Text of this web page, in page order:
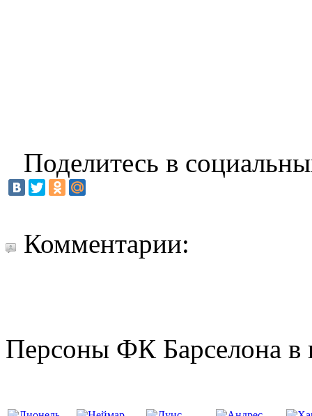
Поделитесь в
Комментарии:
Персоны ФК Барселона в